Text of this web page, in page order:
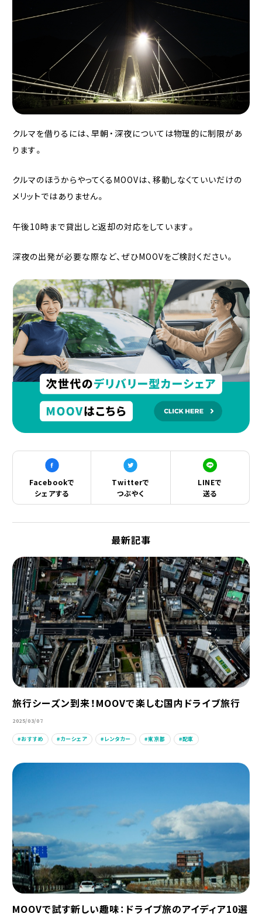
クルマを借りるには、早朝・深夜については物理的に制限があ
ります。
クルマのほうからやってくるMOOVは、移動しなくていいだけの
メリットではありません。
午後10時まで貸出しと返却の対応をしています。
深夜の出発が必要な際など、ぜひMOOVをご検討ください。
Facebookで
シェアする
Twitterで
つぶやく
LINEで
送る
最新記事
旅行シーズン到来！MOOVで楽しむ国内ドライブ旅行
2025/03/07
おすすめ カーシェア レンタカー 東京都 配車
MOOVで試す新しい趣味：ドライブ旅のアイディア10選